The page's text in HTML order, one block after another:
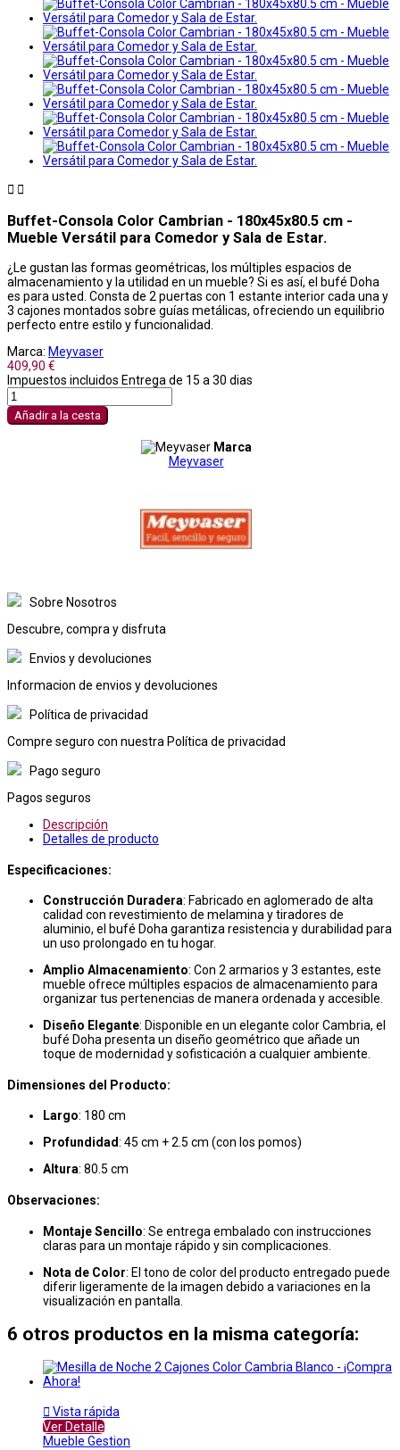
 
Buffet-Consola Color Cambrian - 180x45x80.5 cm -
Mueble Versátil para Comedor y Sala de Estar.
¿Le gustan las formas geométricas, los múltiples espacios de
almacenamiento y la utilidad en un mueble? Si es así, el bufé Doha
es para usted. Consta de 2 puertas con 1 estante interior cada una y
3 cajones montados sobre guías metálicas, ofreciendo un equilibrio
perfecto entre estilo y funcionalidad.
Marca: Meyvaser
409,90 €
Impuestos incluidos Entrega de 15 a 30 dias
Añadir a la cesta
Marca
Meyvaser
Sobre Nosotros
Descubre, compra y disfruta
Envios y devoluciones
Informacion de envios y devoluciones
Política de privacidad
Compre seguro con nuestra Política de privacidad
Pago seguro
Pagos seguros
Descripción
Detalles de producto
Especificaciones:
Construcción Duradera: Fabricado en aglomerado de alta
calidad con revestimiento de melamina y tiradores de
aluminio, el bufé Doha garantiza resistencia y durabilidad para
un uso prolongado en tu hogar.
Amplio Almacenamiento: Con 2 armarios y 3 estantes, este
mueble ofrece múltiples espacios de almacenamiento para
organizar tus pertenencias de manera ordenada y accesible.
Diseño Elegante: Disponible en un elegante color Cambria, el
bufé Doha presenta un diseño geométrico que añade un
toque de modernidad y sofisticación a cualquier ambiente.
Dimensiones del Producto:
Largo: 180 cm
Profundidad: 45 cm + 2.5 cm (con los pomos)
Altura: 80.5 cm
Observaciones:
Montaje Sencillo: Se entrega embalado con instrucciones
claras para un montaje rápido y sin complicaciones.
Nota de Color: El tono de color del producto entregado puede
diferir ligeramente de la imagen debido a variaciones en la
visualización en pantalla.
6 otros productos en la misma categoría:
 Vista rápida
Ver Detalle
Mueble Gestion